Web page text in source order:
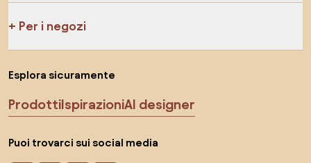
Per i negozi
Esplora sicuramente
ProdottiIspirazioniAI designer
Puoi trovarci sui social media